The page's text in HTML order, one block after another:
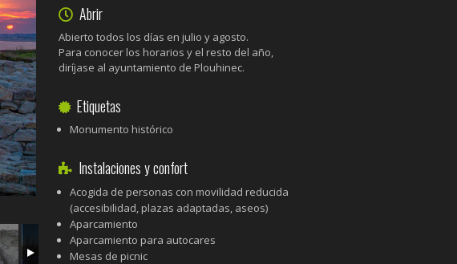
Abrir
Abierto todos los días en julio y agosto.
Para conocer los horarios y el resto del año,
diríjase al ayuntamiento de Plouhinec.
Etiquetas
Monumento histórico
Instalaciones y confort
Acogida de personas con movilidad reducida
(accesibilidad, plazas adaptadas, aseos)
Aparcamiento
Aparcamiento para autocares
Mesas de picnic